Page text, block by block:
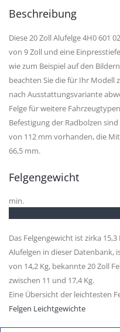
Beschreibung
Diese 20 Zoll Alufelge 4H0 601
von 9 Zoll und eine
wie zum Beispiel auf den
beachten Sie die für Ihr Modell
nach Ausstattungsvariante
Felge für weitere
Befestigung der Radbolzen
von 112 mm vorhanden, die
66,5 mm.
Felgengewicht
min.
Das Felgengewicht ist zirka
Alufelgen in dieser Datenbank,
von 14,2 Kg, bekannte 20 Zoll
zwischen 11 und 17,4 Kg.
Eine Übersicht der leichtesten
Felgen Leichtgewichte